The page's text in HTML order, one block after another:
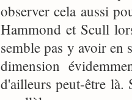
observer cela aussi
Hammond et Scull
semble pas y avoir
dimension
d'ailleurs peut-être là.